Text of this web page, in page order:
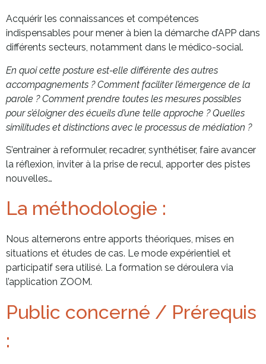
Acquérir les connaissances et compétences
indispensables pour mener à bien la démarche d’APP dans
différents secteurs, notamment dans le médico-social.
En quoi cette posture est-elle différente des autres
accompagnements ? Comment faciliter l’émergence de la
parole ? Comment prendre toutes les mesures possibles
pour s’éloigner des écueils d’une telle approche ? Quelles
similitudes et distinctions avec le processus de médiation ?
S’entrainer à reformuler, recadrer, synthétiser, faire avancer
la réflexion, inviter à la prise de recul, apporter des pistes
nouvelles…
La méthodologie :
Nous alternerons entre apports théoriques, mises en
situations et études de cas. Le mode expérientiel et
participatif sera utilisé. La formation se déroulera via
l’application ZOOM.
Public concerné / Prérequis
: